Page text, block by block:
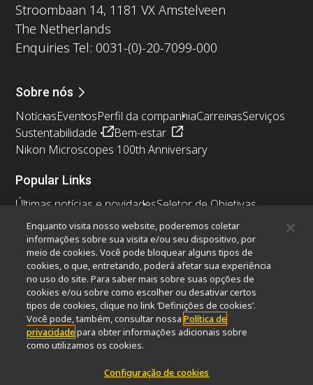
Stroombaan 14, 1181 VX Amstelveen
The Netherlands
Enquiries Tel: 0031-(0)-20-7099-000
Sobre nós
NotíciasEventosPerfil da companhiaCarreirasServiços
Sustentabilidade
Bem-estar
Nikon Microscopes 100th Anniversary
Popular Links
Últimas notícias e novidadesSeletor de Objetivas
Resolution CalculatorPubScopeOEM
Nikon Small World
MicroscopyU
Outros produtos Nikon
Produtos de imagem
Microscopia industriais e Metrologia
Sistemas de litografia semicondutores
Sistemas de litografia FPD
Enquanto visita nosso website, poderemos coletar
informações sobre sua visita e/ou seu dispositivo, por
meio de cookies. Você pode bloquear alguns tipos de
cookies, o que, entretando, poderá afetar sua experiência
no uso do site. Para saber mais sobre suas opções de
cookies e/ou sobre como escolher ou desativar certos
tipos de cookies, clique no link ‘Definições de cookies’.
Você pode, também, consultar nossaPolítica de
privacidadepara obter informações adicionais sobre
como utilizamos os cookies.
Configuração de cookies